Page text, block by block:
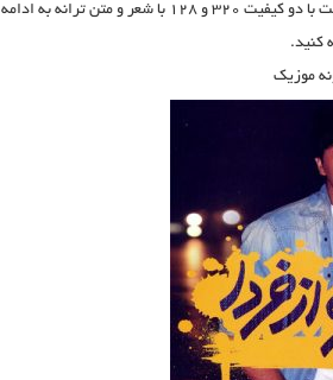
با دو کیفیت ۳۲۰ و ۱۲۸ با شعر و متن ترانه به ادامه
کنید.
موزیک